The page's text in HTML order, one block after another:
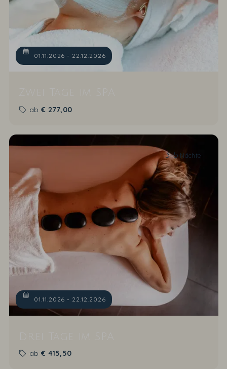
01.11.2026 - 22.12.2026
ab€ 277,00
3-5 Nächte
01.11.2026 - 22.12.2026
ab€ 415,50